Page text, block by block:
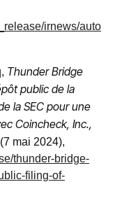
irnews/auto
Thunder Bridge
public de la
la SEC pour une
Coincheck, Inc.,
(7 mai 2024),
thunder-bridge-
filing-of-